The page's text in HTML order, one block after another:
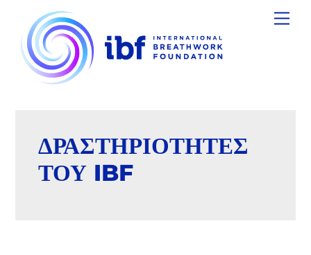
content
ΔΡΑΣΤΗΡΙΟΤΗΤΕΣ
ΤΟΥ IBF